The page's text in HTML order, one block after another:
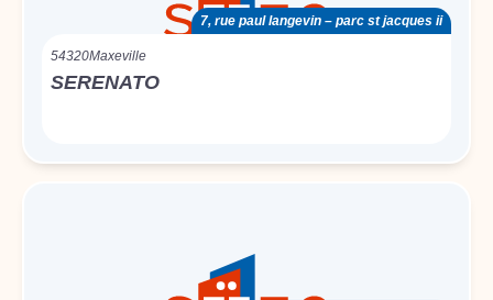
7, rue paul langevin – parc st jacques ii
54320Maxeville
SERENATO